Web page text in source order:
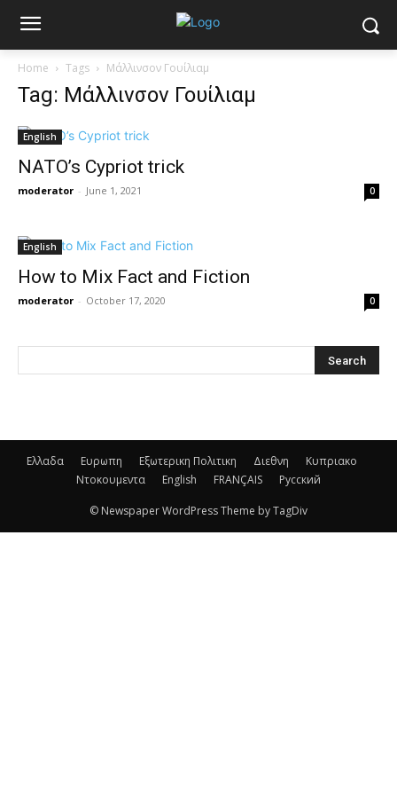
Home Tags Μάλλινσον Γουίλιαμ
Tag: Μάλλινσον Γουίλιαμ
English
NATO’s Cypriot trick
moderator - June 1, 2021 0
English
How to Mix Fact and Fiction
moderator - October 17, 2020 0
Ελλαδα Ευρωπη Εξωτερικη Πολιτικη Διεθνη
Κυπριακο
Ντοκουμεντα
English FRANÇAIS Русский
© Newspaper WordPress Theme by TagDiv